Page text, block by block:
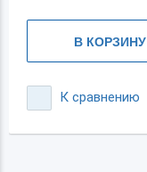
В КОРЗИНУ
К сравнению